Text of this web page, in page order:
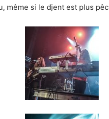
même si le djent est plus